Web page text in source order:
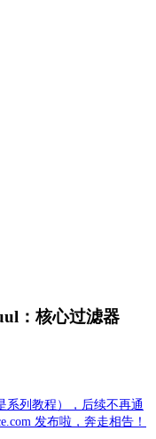
：核心过滤器
系列教程），后续不再通
发布啦，奔走相告！